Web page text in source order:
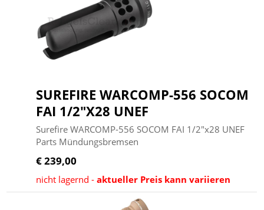
SUREFIRE WARCOMP-556 SOCOM
FAI 1/2"X28 UNEF
Surefire WARCOMP-556 SOCOM FAI 1/2"x28 UNEF
Parts Mündungsbremsen
€ 239,00
nicht lagernd -aktueller Preis kann variieren